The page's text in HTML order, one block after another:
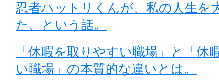
忍者ハットリくんが、私の人生を
た、という話。
「休暇を取りやすい職場」と「休
い職場」の本質的な違いとは。